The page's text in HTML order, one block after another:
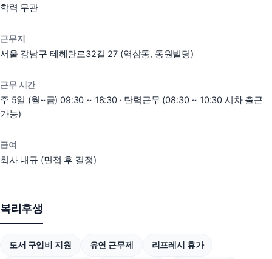
문의 솔루션 복수 선택 가능
기타 / 전체 상담
학력 무관
근무지
서울 강남구 테헤란로32길 27 (역삼동, 동원빌딩)
근무 시간
주 5일 (월~금) 09:30 ~ 18:30 · 탄력근무 (08:30 ~ 10:30 시차 출근
가능)
급여
회사 내규 (면접 후 결정)
복리후생
도서 구입비 지원 유연 근무제 리프레시 휴가